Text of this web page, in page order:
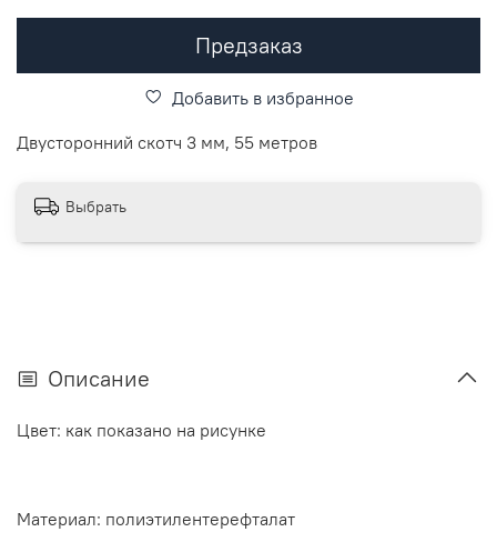
Предзаказ
Добавить в избранное
Двусторонний скотч 3 мм, 55 метров
Выбрать
Описание
Цвет: как показано на рисунке
Материал: полиэтилентерефталат